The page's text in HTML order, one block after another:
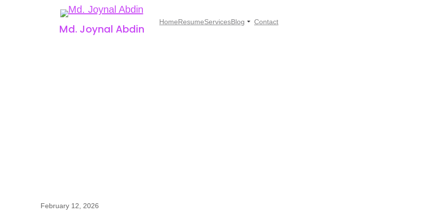
Md. Joynal Abdin
HomeResumeServicesBlog Contact
February 12, 2026